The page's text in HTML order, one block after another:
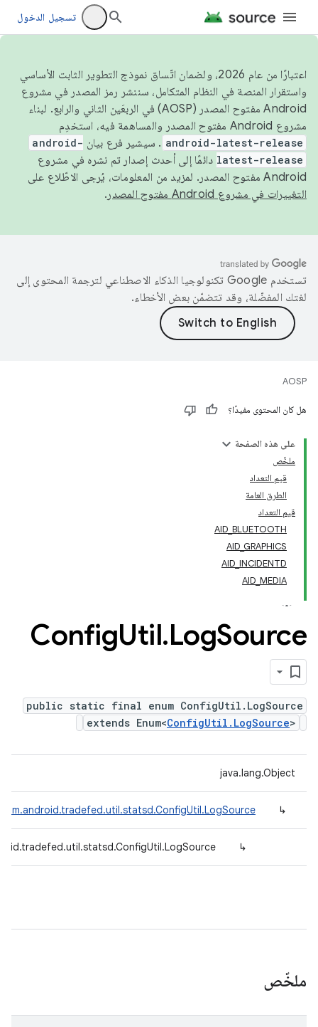
تسجيل الدخول
اعتبارًا من عام 2026، ولضمان اتّساق نموذج التطوير الثابت الأساسي
واستقرار المنصة في النظام المتكامل، سننشر رمز المصدر في مشروع
Android مفتوح المصدر (AOSP) في الربعَين الثاني والرابع. لبناء
مشروع Android مفتوح المصدر والمساهمة فيه، استخدِم
android-latest-release . سيشير فرع بيان android-
latest-release دائمًا إلى أحدث إصدار تم نشره في مشروع
Android مفتوح المصدر. لمزيد من المعلومات، يُرجى الاطّلاع على
التغييرات في مشروع Android مفتوح المصدر
.
تستخدم Google تكنولوجيا الذكاء الاصطناعي لترجمة المحتوى إلى
لغتك المفضّلة، وقد تتضمّن بعض الأخطاء.
AOSP
هل كان المحتوى مفيدًا؟
على هذه الصفحة
ملخّص
قيم التعداد
الطرق العامة
قيم التعداد
AID_BLUETOOTH
AID_GRAPHICS
AID_INCIDENTD
AID_MEDIA
ConfigUtil.LogSource
public static final enum ConfigUtil.LogSource
extends Enum<ConfigUtil.LogSource>
java.lang.Object
↳
com.android.tradefed.util.statsd.ConfigUtil.LogSource
↳
ملخّص